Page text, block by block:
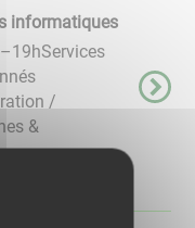
informatiques
/
&